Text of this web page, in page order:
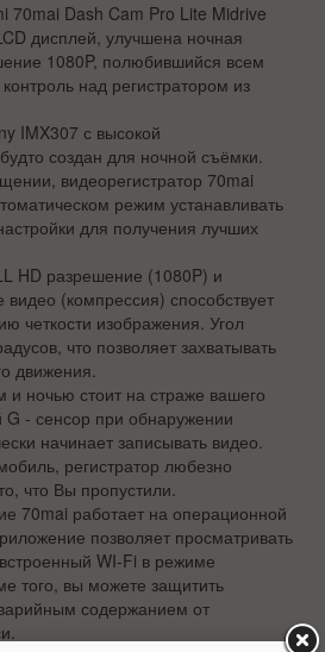
70mai Dash Cam Pro Lite Midrive
дисплей, улучшена ночная
1080P, полюбившийся всем
над регистратором из
IMX307 с высокой
создан для ночной съёмки.
видеорегистратор 70mai
режим устанавливать
для получения лучших
HD разрешение (1080P) и
(компрессия) способствует
четкости изображения. Угол
что позволяет захватывать
движения.
и ночью стоит на страже вашего
- сенсор при обнаружении
начинает записывать видео.
регистратор любезно
что Вы пропустили.
70mai работает на операционной
позволяет просматривать
WI-Fi в режиме
того, вы можете защитить
содержанием от